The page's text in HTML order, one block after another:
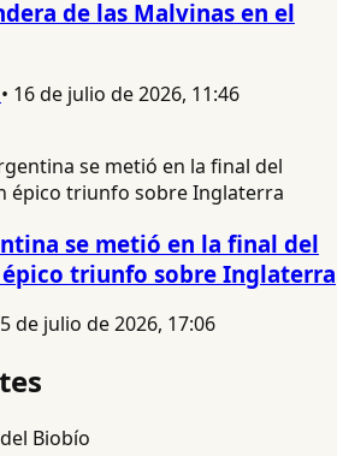
de las Malvinas en el
• 16 de julio de 2026, 11:46
se metió en la final del
triunfo sobre Inglaterra
de julio de 2026, 17:06
Biobío